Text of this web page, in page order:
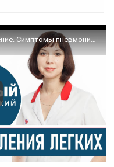
Воспаление легких: симптомы и лечение. Симптомы пневмонии у взрослых и детей